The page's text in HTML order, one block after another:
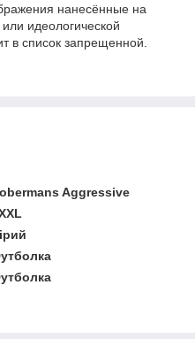
нанесённые на
идеологической
в список запрещенной.
Aggressive